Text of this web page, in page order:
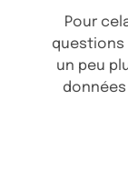
Pour
questions
un peu